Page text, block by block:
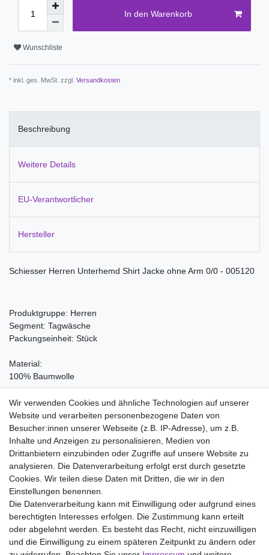
In den Warenkorb
Wunschliste
* inkl. ges. MwSt. zzgl. Versandkosten
Beschreibung
Weitere Details
EU-Verantwortlicher
Hersteller
Schiesser Herren Unterhemd Shirt Jacke ohne Arm 0/0 - 005120
Produktgruppe: Herren
Segment: Tagwäsche
Packungseinheit: Stück
Material:
100% Baumwolle
Pflegehinweis:
Waschen bei 60°C, Nicht bleichen, Trockner (Stufe 1), Heiss
Bügeln (Stufe 3), Nicht chemisch reinigen
Wir liefern mit DHL (auch Samstags)
Kostenloser Versand
14 Tage Rückgaberecht
Wir verwenden Cookies und ähnliche Technologien auf unserer
Website und verarbeiten personenbezogene Daten von
Besucher:innen unserer Webseite (z.B. IP-Adresse), um z.B.
Inhalte und Anzeigen zu personalisieren, Medien von
Drittanbietern einzubinden oder Zugriffe auf unsere Website zu
analysieren. Die Datenverarbeitung erfolgt erst durch gesetzte
Cookies. Wir teilen diese Daten mit Dritten, die wir in den
Einstellungen benennen.
Die Datenverarbeitung kann mit Einwilligung oder aufgrund eines
berechtigten Interesses erfolgen. Die Zustimmung kann erteilt
oder abgelehnt werden. Es besteht das Recht, nicht einzuwilligen
und die Einwilligung zu einem späteren Zeitpunkt zu ändern oder